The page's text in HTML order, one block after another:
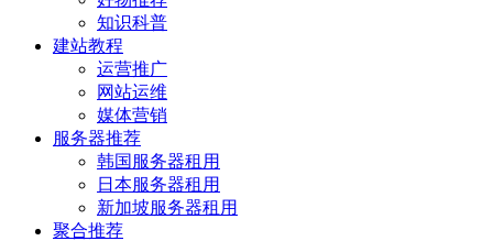
知识科普
建站教程
运营推广
网站运维
媒体营销
服务器推荐
韩国服务器租用
日本服务器租用
新加坡服务器租用
聚合推荐